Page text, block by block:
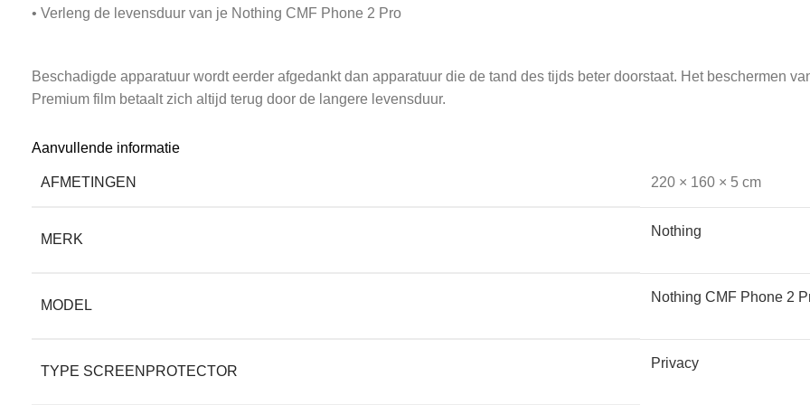
• Verleng de levensduur van je Nothing CMF Phone 2 Pro
Beschadigde apparatuur wordt eerder afgedankt dan apparatuur die de tand des tijds beter doorstaat. Het beschermen
Premium film betaalt zich altijd terug door de langere levensduur.
Screenkeepers heeft bescherming voor alle soorten schermen en apparatuur: mobiele telefoons, laptops, tablets,
nieuwste als oudere modellen. Screenkeepers beschermt het allemaal.
• Krijg een hogere restwaarde voor je device
Een nieuwe telefoon of tablet is duur, dus wat je voor je oude kunt krijgen is dan altijd meegenomen. Voor een
Aanvullende informatie
AFMETINGEN 220 × 160 × 5 cm
MERK
Nothing
MODEL
Nothing CMF Phone 2
TYPE SCREENPROTECTOR
Privacy